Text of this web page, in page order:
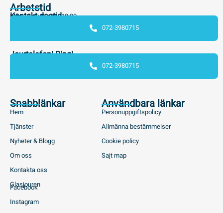
Snabblänkar
Hem
Tjänster
Nyheter & Blogg
Om oss
Kontakta oss
Glasjouren
Facebook
Instagram
Användbara länkar
Personuppgiftspolicy
Allmänna bestämmelser
Cookie policy
Sajt map
Arbetstid
Mån - Fre : 08:00 - 18:00
Kontakt dagtid
072-3980715
Jourtelefon! Ring!
072-3980715